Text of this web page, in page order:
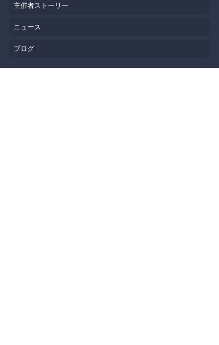
主催者ストーリー
ニュース
ブログ